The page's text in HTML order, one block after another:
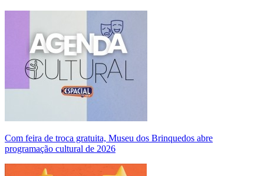
Com feira de troca gratuita, Museu dos Brinquedos abre
programação cultural de 2026